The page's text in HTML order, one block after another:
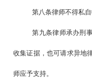
第八条律师不得私自
第九条律师承办刑
收集证据，也可请求异地
师应予支持。